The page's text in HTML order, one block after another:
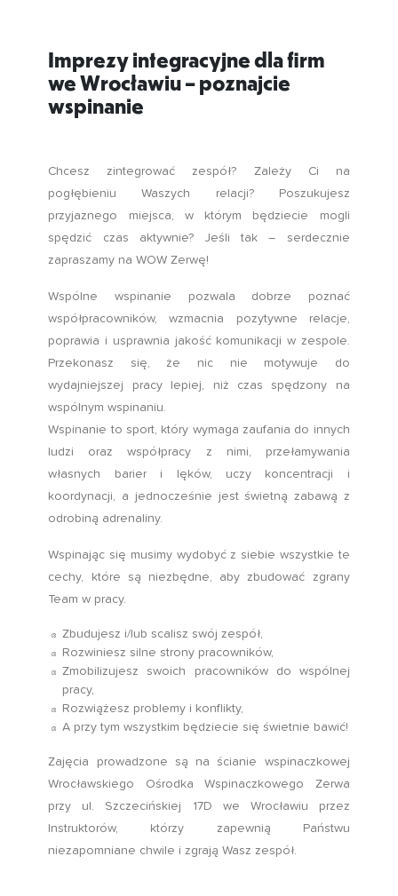
Imprezy integracyjne dla firm
we Wrocławiu – poznajcie
wspinanie
Chcesz zintegrować zespół? Zależy Ci na
pogłębieniu Waszych relacji? Poszukujesz
przyjaznego miejsca, w którym będziecie mogli
spędzić czas aktywnie? Jeśli tak – serdecznie
zapraszamy na WOW Zerwę!
Wspólne wspinanie pozwala dobrze poznać
współpracowników, wzmacnia pozytywne relacje,
poprawia i usprawnia jakość komunikacji w zespole.
Przekonasz się, że nic nie motywuje do
wydajniejszej pracy lepiej, niż czas spędzony na
wspólnym wspinaniu.
Wspinanie to sport, który wymaga zaufania do innych
ludzi oraz współpracy z nimi, przełamywania
własnych barier i lęków, uczy koncentracji i
koordynacji, a jednocześnie jest świetną zabawą z
odrobiną adrenaliny.
Wspinając się musimy wydobyć z siebie wszystkie te
cechy, które są niezbędne, aby zbudować zgrany
Team w pracy.
Zbudujesz i/lub scalisz swój zespół,
Rozwiniesz silne strony pracowników,
Zmobilizujesz swoich pracowników do wspólnej
pracy,
Rozwiążesz problemy i konflikty,
A przy tym wszystkim będziecie się świetnie bawić!
Zajęcia prowadzone są na ścianie wspinaczkowej
Wrocławskiego Ośrodka Wspinaczkowego Zerwa
przy ul. Szczecińskiej 17D we Wrocławiu przez
Instruktorów, którzy zapewnią Państwu
niezapomniane chwile i zgrają Wasz zespół.